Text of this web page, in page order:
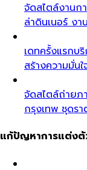
จัดสไตล์งานก
ล่าดินเนอร์ งา
เดทครั้งแรกบ
สร้างความมั่น
จัดสไตล์ถ่ายภ
กรุงเทพ ชุดร
แก้ปัญหาการแต่งตั